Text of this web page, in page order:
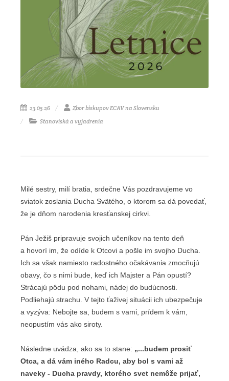
23.05.26
Zbor biskupov ECAV na Slovensku
Stanoviská a vyjadrenia
Milé sestry, milí bratia, srdečne Vás pozdravujeme vo
sviatok zoslania Ducha Svätého, o ktorom sa dá povedať,
že je dňom narodenia kresťanskej cirkvi.
Pán Ježiš pripravuje svojich učeníkov na tento deň
a hovorí im, že odíde k Otcovi a pošle im svojho Ducha.
Ich sa však namiesto radostného očakávania zmocňujú
obavy, čo s nimi bude, keď ich Majster a Pán opustí?
Strácajú pôdu pod nohami, nádej do budúcnosti.
Podliehajú strachu. V tejto ťaživej situácii ich ubezpečuje
a vyzýva: Nebojte sa, budem s vami, prídem k vám,
neopustím vás ako siroty.
Následne uvádza, ako sa to stane: „...budem prosiť
Otca, a dá vám iného Radcu, aby bol s vami až
naveky - Ducha pravdy, ktorého svet nemôže prijať,